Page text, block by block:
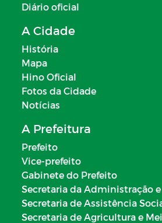
Diário oficial
A Cidade
História
Mapa
Hino Oficial
Fotos da Cidade
Notícias
A Prefeitura
Prefeito
Vice-prefeito
Gabinete do Prefeito
Secretaria da Administração
Secretaria de Assistência
Secretaria de Agricultura e